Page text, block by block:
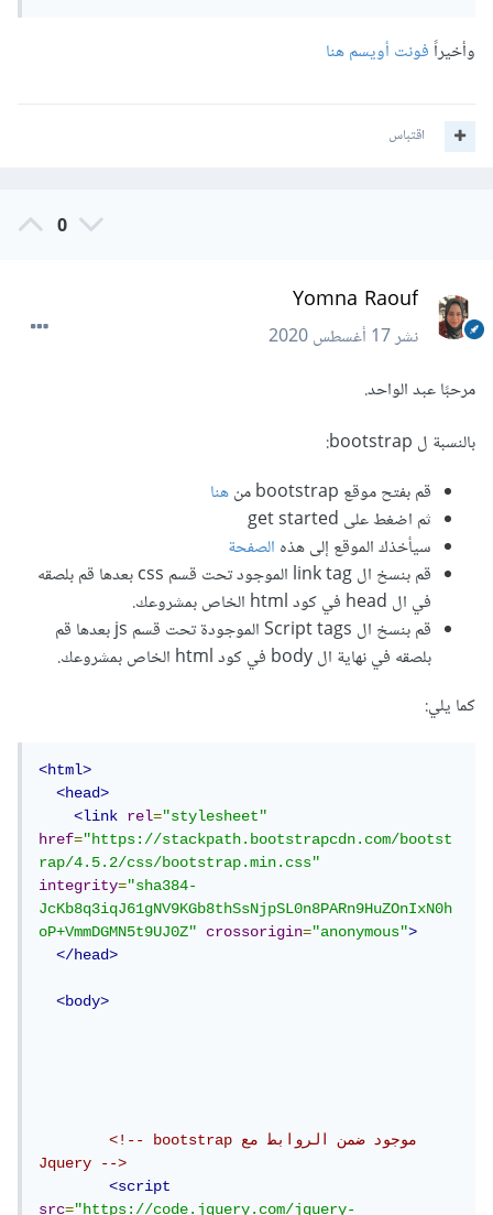
وأخيراً فونت أويسم هنا
اقتباس
0
Yomna Raouf
نشر17 أغسطس 2020
مرحبًا عبد الواحد.
بالنسبة ل bootstrap:
قم بفتح موقع bootstrap من
هنا
ثم اضغط على get started
سيأخذك الموقع إلى هذه الصفحة
قم بنسخ ال link tag الموجود تحت قسم css بعدها قم بلصقه
في ال head في كود html الخاص بمشروعك.
قم بنسخ ال Script tags الموجودة تحت قسم js بعدها قم
بلصقه في نهاية ال body في كود html الخاص بمشروعك.
كما يلي:
<html>
<head>
<link
rel="stylesheet"
href="https://stackpath.bootstrapcdn.com/bootst
rap/4.5.2/css/bootstrap.min.css"
integrity="sha384-
JcKb8q3iqJ61gNV9KGb8thSsNjpSL0n8PARn9HuZOnIxN0h
oP+VmmDGMN5t9UJ0Z"
crossorigin="anonymous">
</head>
<body>
<!-- bootstrap موجود ضمن الروابط مع
Jquery -->
<script
src="https://code.jquery.com/jquery-